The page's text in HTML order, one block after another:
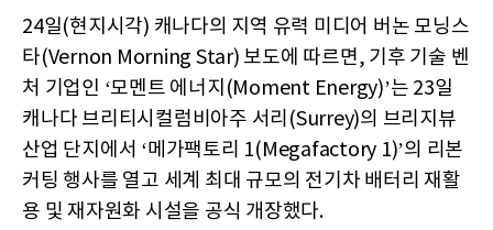
24일(현지시각) 캐나다의 지역 유력 미디어 버논 모닝스
타(Vernon Morning Star) 보도에 따르면, 기후 기술 벤
처 기업인 ‘모멘트 에너지(Moment Energy)’는 23일
캐나다 브리티시컬럼비아주 서리(Surrey)의 브리지뷰
산업 단지에서 ‘메가팩토리 1(Megafactory 1)’의 리본
커팅 행사를 열고 세계 최대 규모의 전기차 배터리 재활
용 및 재자원화 시설을 공식 개장했다.